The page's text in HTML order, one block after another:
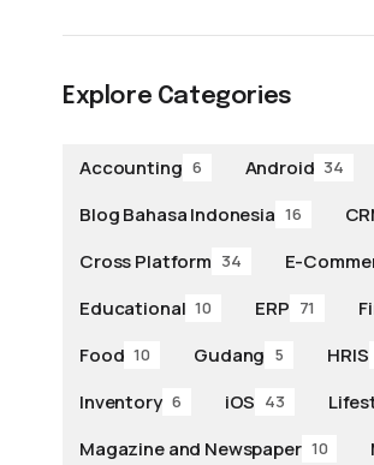
Explore Categories
Accounting 6 Android 34
Blog Bahasa Indonesia 16
Cross Platform 34 E-
Educational 10 ERP 71
Food 10 Gudang 5 HRIS
Inventory 6 iOS 43
Magazine and Newspaper 10